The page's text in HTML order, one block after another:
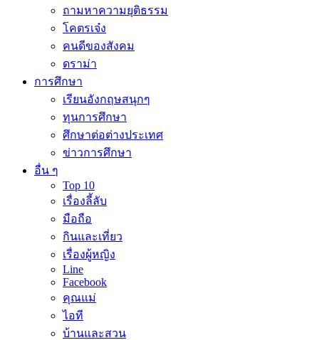
ถามหาความยุติธรรม
โคตรเจ๋ง
คนดีของสังคม
ดราม่า
การศึกษา
เรียนอังกฤษสนุกๆ
ทุนการศึกษา
ศึกษาต่อต่างประเทศ
ข่าวการศึกษา
อื่น ๆ
Top 10
เรื่องลี้ลับ
มือถือ
กินและเที่ยว
เรื่องผู้หญิง
Line
Facebook
คุณแม่
ไอที
บ้านและสวน